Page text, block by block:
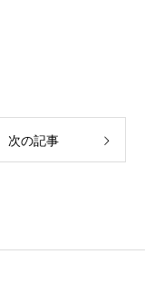
次の記事